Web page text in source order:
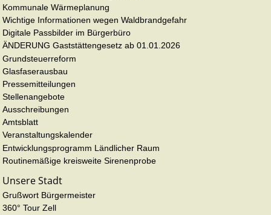
Kommunale Wärmeplanung
Wichtige Informationen wegen Waldbrandgefahr
Digitale Passbilder im Bürgerbüro
ÄNDERUNG Gaststättengesetz ab 01.01.2026
Grundsteuerreform
Glasfaserausbau
Pressemitteilungen
Stellenangebote
Ausschreibungen
Amtsblatt
Veranstaltungskalender
Entwicklungsprogramm Ländlicher Raum
Routinemäßige kreisweite Sirenenprobe
Unsere Stadt
Grußwort Bürgermeister
360° Tour Zell